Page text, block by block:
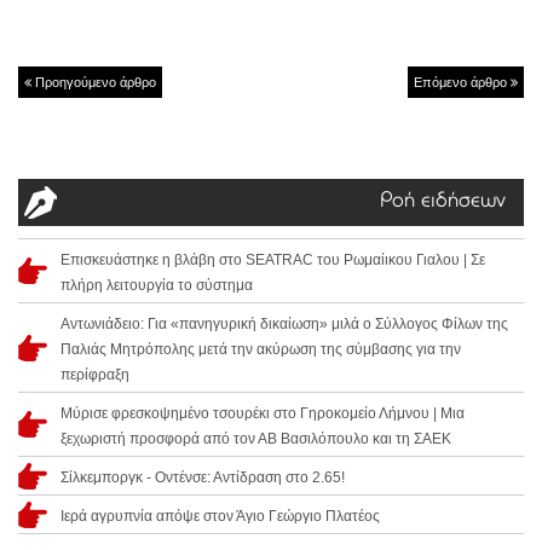
Προηγούμενο άρθρο Επόμενο άρθρο
Ροή ειδήσεων
Επισκευάστηκε η βλάβη στο SEATRAC του Ρωμαίικου Γιαλου | Σε
πλήρη λειτουργία το σύστημα
Αντωνιάδειο: Για «πανηγυρική δικαίωση» μιλά ο Σύλλογος Φίλων της
Παλιάς Μητρόπολης μετά την ακύρωση της σύμβασης για την
περίφραξη
Μύρισε φρεσκοψημένο τσουρέκι στο Γηροκομείο Λήμνου | Μια
ξεχωριστή προσφορά από τον ΑΒ Βασιλόπουλο και τη ΣΑΕΚ
Σίλκεμποργκ - Οντένσε: Αντίδραση στο 2.65!
Ιερά αγρυπνία απόψε στον Άγιο Γεώργιο Πλατέος